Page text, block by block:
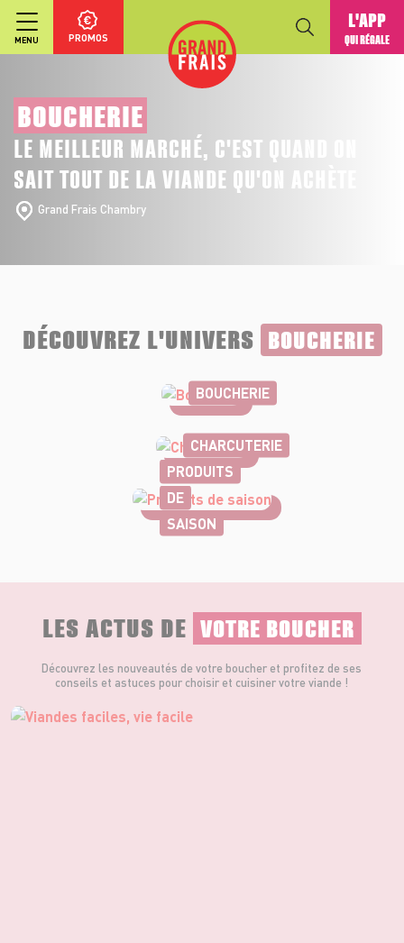
MENU PROMOS
L'APP
QUI RÉGALE
BOUCHERIE
LE MEILLEUR MARCHÉ, C'EST QUAND ON
SAIT TOUT DE LA VIANDE QU'ON ACHÈTE
Grand Frais Chambry
DÉCOUVREZ L'UNIVERS BOUCHERIE
BOUCHERIE
CHARCUTERIE
PRODUITS
DE
SAISON
LES ACTUS DE VOTRE BOUCHER
Découvrez les nouveautés de votre boucher et profitez de ses
conseils et astuces pour choisir et cuisiner votre viande !